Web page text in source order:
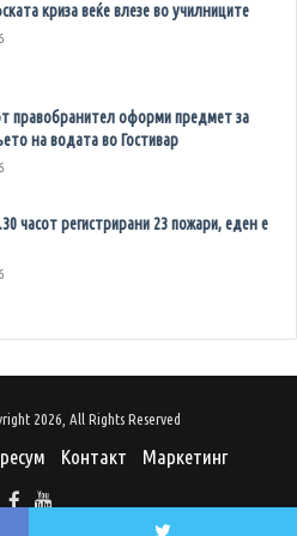
криза веќе влезе во училниците
правобранител оформи предмет за
на водата во Гостивар
часот регистрирани 23 пожари, еден е
2026, All Rights Reserved
Контакт Маркетинг